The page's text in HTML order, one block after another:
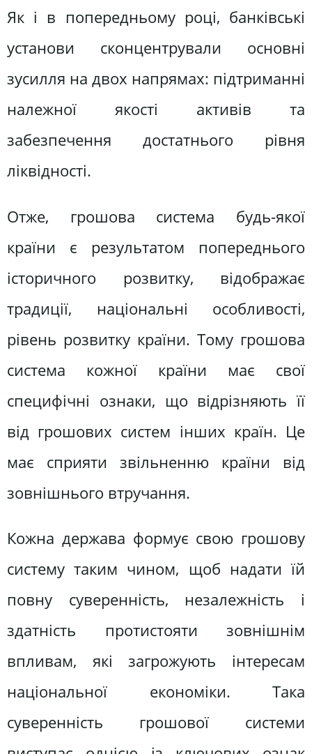
Як і в попередньому році, банківські
установи сконцентрували основні
зусилля на двох напрямах: підтриманні
належної якості активів та
забезпечення достатнього рівня
ліквідності.
Отже, грошова система будь-якої
країни є результатом попереднього
історичного розвитку, відображає
традиції, національні особливості,
рівень розвитку країни. Тому грошова
система кожної країни має свої
специфічні ознаки, що відрізняють її
від грошових систем інших країн. Це
має сприяти звільненню країни від
зовнішнього втручання.
Кожна держава формує свою грошову
систему таким чином, щоб надати їй
повну суверенність, незалежність і
здатність протистояти зовнішнім
впливам, які загрожують інтересам
національної економіки. Така
суверенність грошової системи